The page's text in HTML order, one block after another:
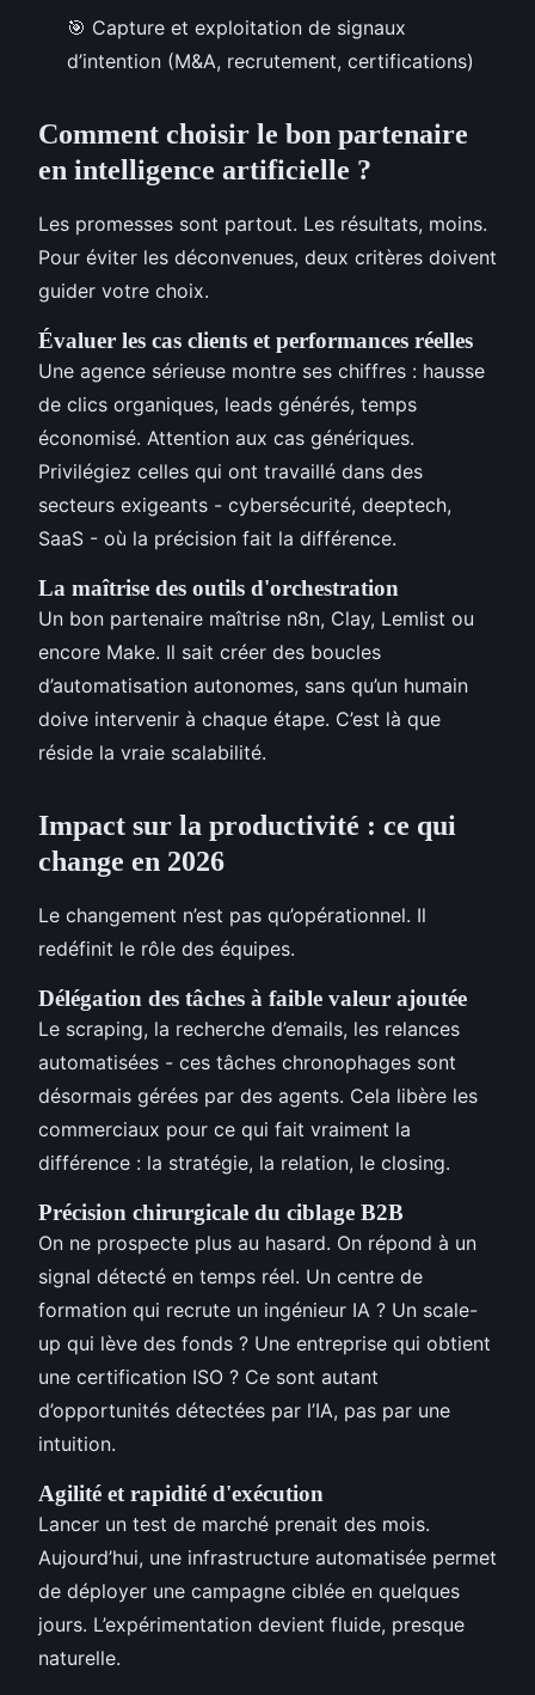
🎯 Capture et exploitation de signaux
d’intention (M&A, recrutement, certifications)
Comment choisir le bon partenaire
en intelligence artificielle ?
Les promesses sont partout. Les résultats, moins.
Pour éviter les déconvenues, deux critères doivent
guider votre choix.
Évaluer les cas clients et performances réelles
Une agence sérieuse montre ses chiffres : hausse
de clics organiques, leads générés, temps
économisé. Attention aux cas génériques.
Privilégiez celles qui ont travaillé dans des
secteurs exigeants - cybersécurité, deeptech,
SaaS - où la précision fait la différence.
La maîtrise des outils d'orchestration
Un bon partenaire maîtrise n8n, Clay, Lemlist ou
encore Make. Il sait créer des boucles
d’automatisation autonomes, sans qu’un humain
doive intervenir à chaque étape. C’est là que
réside la vraie scalabilité.
Impact sur la productivité : ce qui
change en 2026
Le changement n’est pas qu’opérationnel. Il
redéfinit le rôle des équipes.
Délégation des tâches à faible valeur ajoutée
Le scraping, la recherche d’emails, les relances
automatisées - ces tâches chronophages sont
désormais gérées par des agents. Cela libère les
commerciaux pour ce qui fait vraiment la
différence : la stratégie, la relation, le closing.
Précision chirurgicale du ciblage B2B
On ne prospecte plus au hasard. On répond à un
signal détecté en temps réel. Un centre de
formation qui recrute un ingénieur IA ? Un scale-
up qui lève des fonds ? Une entreprise qui obtient
une certification ISO ? Ce sont autant
d’opportunités détectées par l’IA, pas par une
intuition.
Agilité et rapidité d'exécution
Lancer un test de marché prenait des mois.
Aujourd’hui, une infrastructure automatisée permet
de déployer une campagne ciblée en quelques
jours. L’expérimentation devient fluide, presque
naturelle.